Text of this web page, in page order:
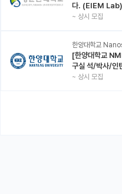
다. (EIEM Lab)
~ 상시 모집
[한양대학교
구실 석/박사/인
~ 상시 모집